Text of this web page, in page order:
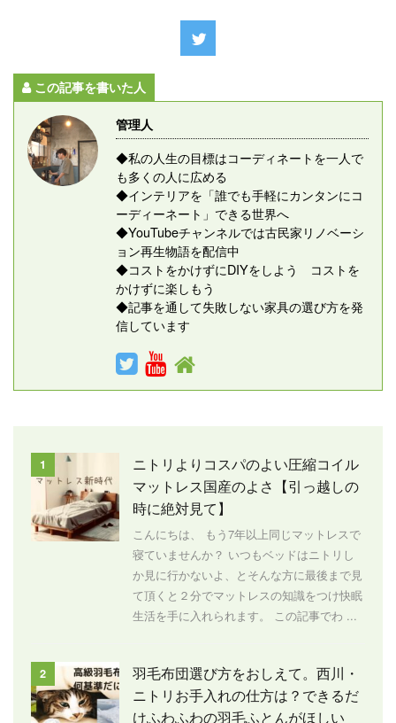
この記事を書いた人
管理人
◆私の人生の目標はコーディネートを一人で
も多くの人に広める
◆インテリアを「誰でも手軽にカンタンにコ
ーディーネート」できる世界へ
◆YouTubeチャンネルでは古民家リノベーシ
ョン再生物語を配信中
◆コストをかけずにDIYをしよう コストを
かけずに楽しもう
◆記事を通して失敗しない家具の選び方を発
信しています
1
ニトリよりコスパのよい圧縮コイル
マットレス国産のよさ【引っ越しの
時に絶対見て】
こんにちは、 もう7年以上同じマットレスで
寝ていませんか？ いつもベッドはニトリし
か見に行かないよ、とそんな方に最後まで見
て頂くと２分でマットレスの知識をつけ快眠
生活を手に入れられます。 この記事でわ ...
2
羽毛布団選び方をおしえて。西川・
ニトリお手入れの仕方は？できるだ
けふわふわの羽毛ふとんがほしい